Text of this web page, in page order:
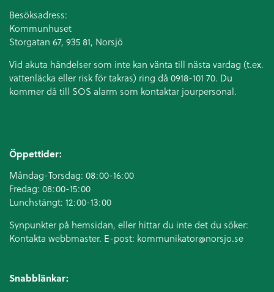
Besöksadress:
Kommunhuset
Storgatan 67, 935 81, Norsjö
Vid akuta händelser som inte kan vänta till nästa vardag (t.ex.
vattenläcka eller risk för takras) ring då 0918-101 70. Du
kommer då till SOS alarm som kontaktar jourpersonal.
Öppettider:
Måndag-Torsdag: 08:00-16:00
Fredag: 08:00-15:00
Lunchstängt: 12:00-13:00
Synpunkter på hemsidan, eller hittar du inte det du söker:
Kontakta webbmaster. E-post: kommunikator@norsjo.se
Snabblänkar: